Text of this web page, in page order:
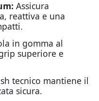
Assicura
reattiva e una
in gomma al
superiore e
tecnico mantiene il
sicura.